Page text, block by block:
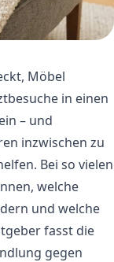
Möbel
in einen
– und
inzwischen zu
Bei so vielen
welche
und welche
fasst die
gegen